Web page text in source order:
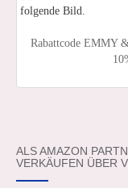
Rabattcode EMMY
ALS AMAZON
VERKÄUFEN ÜBER